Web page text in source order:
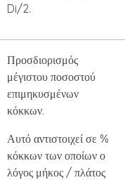
Di/2.
Προσδιορισμός
μέγιστου ποσοστού
επιμηκυσμένων
κόκκων.
Αυτό αντιστοιχεί σε %
κόκκων των οποίων ο
λόγος μήκος / πλάτος